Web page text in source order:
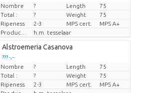
Prix par pièce
Nombre ? Length
75
Total :
? Weight
75
Ripeness
2-3 MPS cert.
MPS A+
Producteur
h.m. tesselaar
Alstroemeria Casanova
??? -,--
Prix par pièce
Nombre ? Length
75
Total :
? Weight
75
Ripeness
2-3 MPS cert.
MPS A+